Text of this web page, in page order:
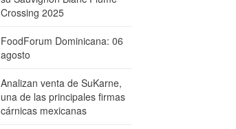
Crossing 2025
FoodForum Dominicana: 06
agosto
Analizan venta de SuKarne,
una de las principales firmas
cárnicas mexicanas